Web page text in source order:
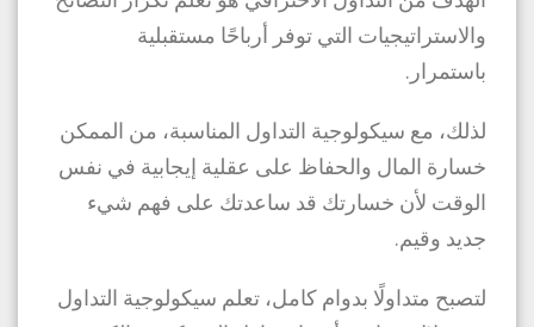
والاستراتيجيات التي توفر أرباحًا مستقبلية
باستمرار.
لذلك، مع سيكولوجية التداول المناسبة، من الممكن
خسارة المال والحفاظ على عقلية إيجابية في نفس
الوقت لأن خسارتك قد ساعدتك على فهم شيء
جديد وقيم.
لتصبح متداولًا بدوام كامل، تعلم سيكولوجية التداول